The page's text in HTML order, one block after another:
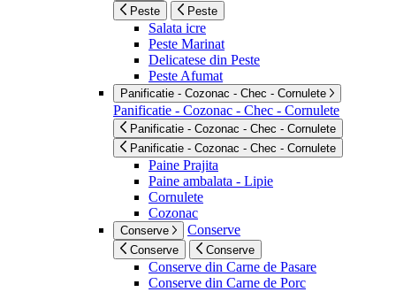
Peste Peste
Salata icre
Peste Marinat
Delicatese din Peste
Peste Afumat
Panificatie - Cozonac - Chec - Cornulete
Panificatie - Cozonac - Chec - Cornulete
Panificatie - Cozonac - Chec - Cornulete
Panificatie - Cozonac - Chec - Cornulete
Paine Prajita
Paine ambalata - Lipie
Cornulete
Cozonac
Conserve Conserve
Conserve Conserve
Conserve din Carne de Pasare
Conserve din Carne de Porc